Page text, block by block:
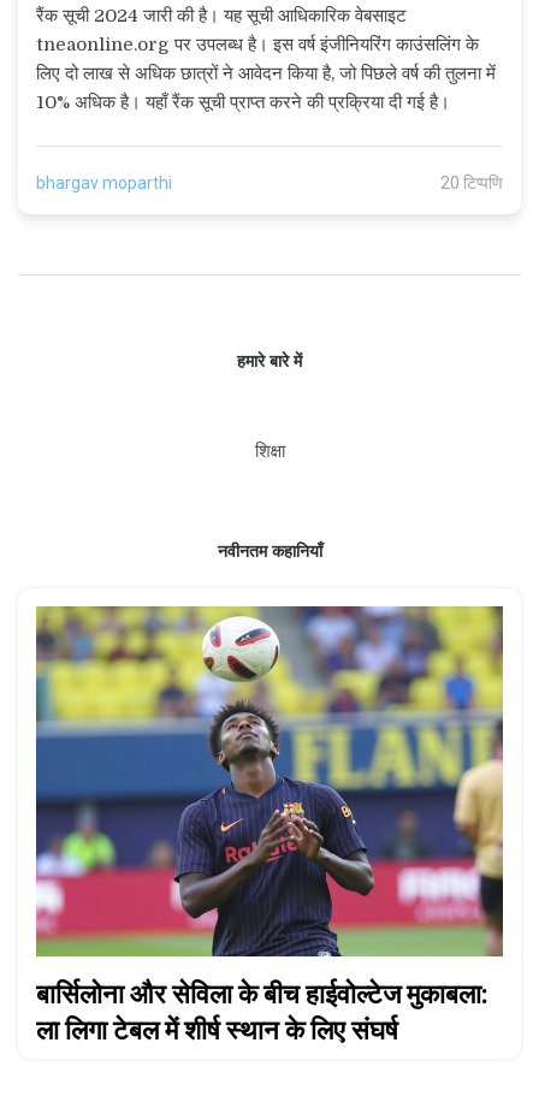
रैंक सूची 2024 जारी की है। यह सूची आधिकारिक वेबसाइट
tneaonline.org पर उपलब्ध है। इस वर्ष इंजीनियरिंग काउंसलिंग के
लिए दो लाख से अधिक छात्रों ने आवेदन किया है, जो पिछले वर्ष की तुलना में
10% अधिक है। यहाँ रैंक सूची प्राप्त करने की प्रक्रिया दी गई है।
bhargav moparthi 20 टिप्पणि
हमारे बारे में
शिक्षा
नवीनतम कहानियाँ
बार्सिलोना और सेविला के बीच हाईवोल्टेज मुकाबला:
ला लिगा टेबल में शीर्ष स्थान के लिए संघर्ष